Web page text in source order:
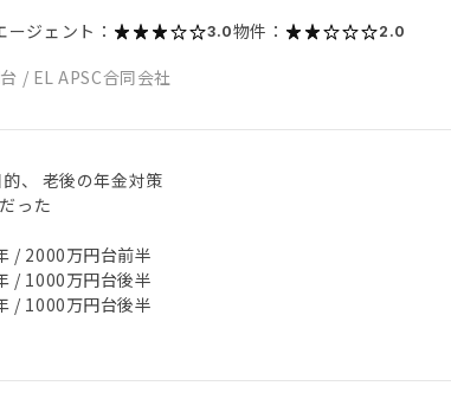
ージェント： 3.0物件： 2.0
/ EL APSC合同会社
、 老後の年金対策
った
/ 2000万円台前半
/ 1000万円台後半
/ 1000万円台後半